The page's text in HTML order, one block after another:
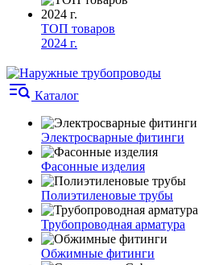
ТОП товаров
2024 г.
Каталог
Электросварные фитинги
Фасонные изделия
Полиэтиленовые трубы
Трубопроводная арматура
Обжимные фитинги